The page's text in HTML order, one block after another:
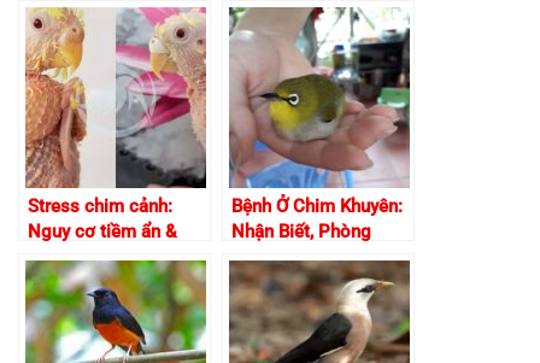
Stress chim cảnh:
Nguy cơ tiềm ẩn &
Giải pháp hiệu quả
Bệnh Ở Chim Khuyên:
Nhận Biết, Phòng
Ngừa và Điều Trị